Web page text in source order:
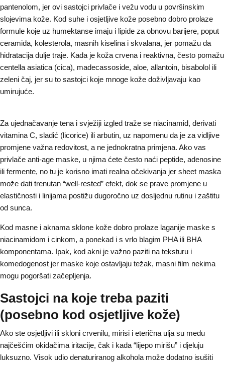
pantenolom, jer ovi sastojci privlače i vežu vodu u površinskim
slojevima kože. Kod suhe i osjetljive kože posebno dobro prolaze
formule koje uz humektanse imaju i lipide za obnovu barijere, poput
ceramida, kolesterola, masnih kiselina i skvalana, jer pomažu da
hidratacija dulje traje. Kada je koža crvena i reaktivna, često pomažu
centella asiatica (cica), madecassoside, aloe, allantoin, bisabolol ili
zeleni čaj, jer su to sastojci koje mnoge kože doživljavaju kao
umirujuće.
Za ujednačavanje tena i svježiji izgled traže se niacinamid, derivati
vitamina C, sladić (licorice) ili arbutin, uz napomenu da je za vidljive
promjene važna redovitost, a ne jednokratna primjena. Ako vas
privlače anti-age maske, u njima ćete često naći peptide, adenosine
ili fermente, no tu je korisno imati realna očekivanja jer sheet maska
može dati trenutan “well-rested” efekt, dok se prave promjene u
elastičnosti i linijama postižu dugoročno uz dosljednu rutinu i zaštitu
od sunca.
Kod masne i aknama sklone kože dobro prolaze laganije maske s
niacinamidom i cinkom, a ponekad i s vrlo blagim PHA ili BHA
komponentama. Ipak, kod akni je važno paziti na teksturu i
komedogenost jer maske koje ostavljaju težak, masni film nekima
mogu pogoršati začepljenja.
Sastojci na koje treba paziti
(posebno kod osjetljive kože)
Ako ste osjetljivi ili skloni crvenilu, mirisi i eterična ulja su među
najčešćim okidačima iritacije, čak i kada “lijepo mirišu” i djeluju
luksuzno. Visok udio denaturiranog alkohola može dodatno isušiti